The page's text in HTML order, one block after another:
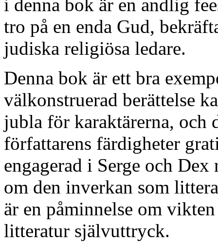
i denna bok är en andlig
tro på en enda Gud,
judiska religiösa ledare.
Denna bok är ett bra
välkonstruerad berättelse
jubla för karaktärerna, och
författarens färdigheter
engagerad i Serge och
om den inverkan som
är en påminnelse om
litteratur självuttryck.